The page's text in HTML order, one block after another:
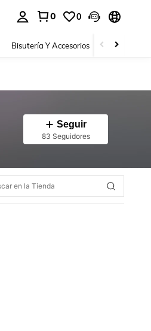
0 0
Bisutería Y Accesorios Zapatos
Seguir
83 Seguidores